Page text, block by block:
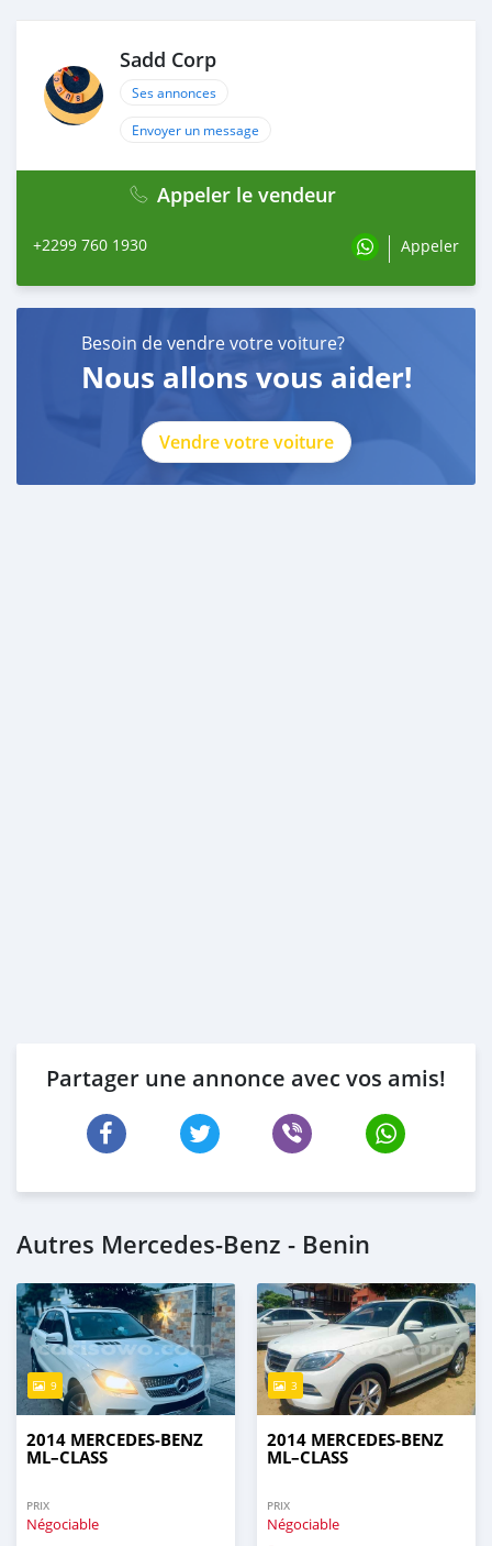
Sadd Corp
Ses annonces
Envoyer un message
Appeler le vendeur
+2299 760 1930 Appeler
Besoin de vendre votre voiture?
Nous allons vous aider!
Vendre votre voiture
Partager une annonce avec vos amis!
Autres Mercedes-Benz - Benin
9
2014 MERCEDES-BENZ
ML–CLASS
PRIX
Négociable
3
2014 MERCEDES-BENZ
ML–CLASS
PRIX
Négociable